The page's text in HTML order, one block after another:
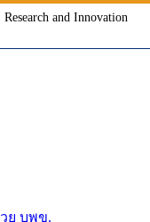
ย บพข.